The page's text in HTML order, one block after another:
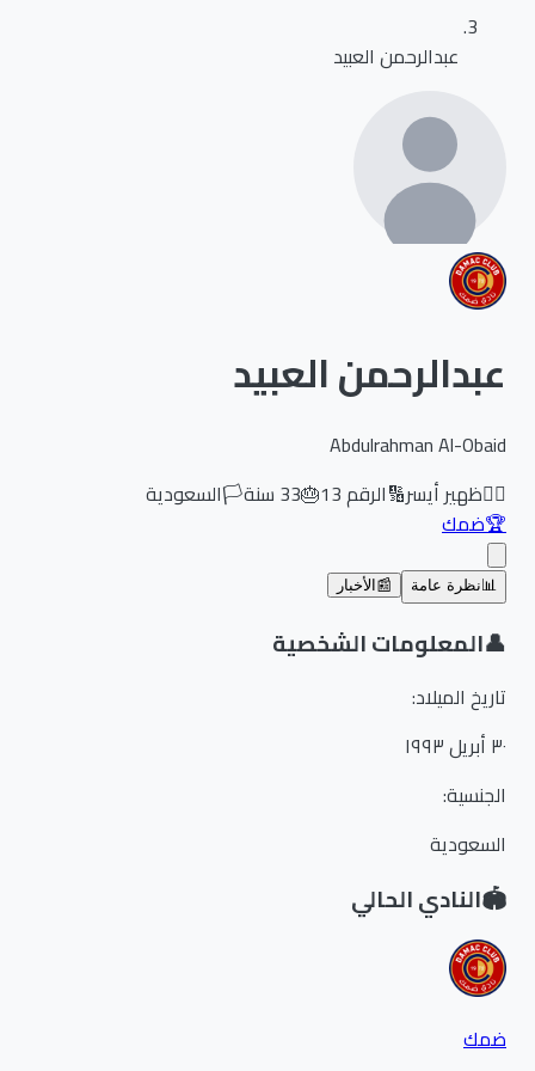
عبدالرحمن العبيد
عبدالرحمن العبيد
Abdulrahman Al-Obaid
ظهير أيسر🔢الرقم13
🎂
33سنة🏳️السعودية
ضمك
نظرة عامة 📰 الأخبار
المعلومات الشخصية
تاريخ الميلاد:
الجنسية:
السعودية
النادي الحالي
ضمك